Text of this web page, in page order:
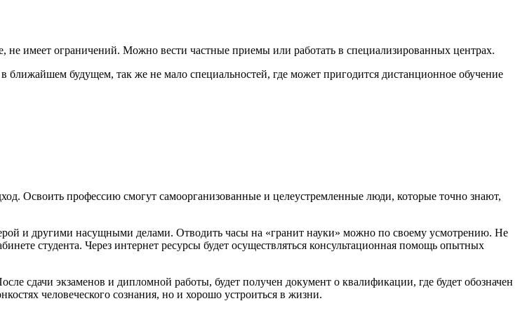
имеет ограничений. Можно вести частные приемы или работать в специализированных центрах.
будущем, так же не мало специальностей, где может пригодится дистанционное обучение
Освоить профессию смогут самоорганизованные и целеустремленные люди, которые точно знают,
и другими насущными делами. Отводить часы на «гранит науки» можно по своему усмотрению. Не
студента. Через интернет ресурсы будет осуществляться консультационная помощь опытных
сдачи экзаменов и дипломной работы, будет получен документ о квалификации, где будет обозначен
человеческого сознания, но и хорошо устроиться в жизни.